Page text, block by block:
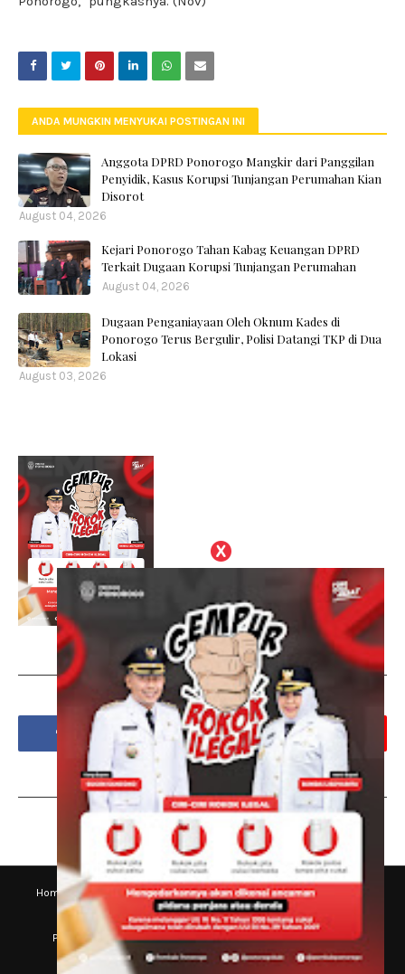
ANDA MUNGKIN MENYUKAI POSTINGAN INI
Anggota DPRD Ponorogo Mangkir dari Panggilan
Penyidik, Kasus Korupsi Tunjangan Perumahan Kian
Disorot
August 04, 2026
Kejari Ponorogo Tahan Kabag Keuangan DPRD
Terkait Dugaan Korupsi Tunjangan Perumahan
August 04, 2026
Dugaan Penganiayaan Oleh Oknum Kades di
Ponorogo Terus Bergulir, Polisi Datangi TKP di Dua
Lokasi
August 03, 2026
Social Plugin
Tags
Home Disklaimer Kode Etik Jurnalistik
Hubungi Kami
Susunan Redaksi
Pedoman Pemberitaan Media Siber
PT SULTAN MEDIA KABARNOW
SK KEMENKUMHAM NO AHU-
054600.AH.01.30. TAHUN 2022Blog